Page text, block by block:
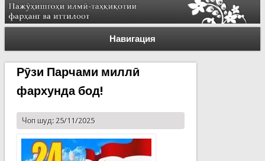
Навигация
Рӯзи Парчами миллӣ
фархунда бод!
Чоп шуд: 25/11/2025